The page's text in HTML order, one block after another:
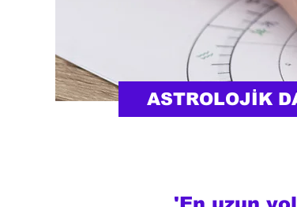
ASTROLOJİK